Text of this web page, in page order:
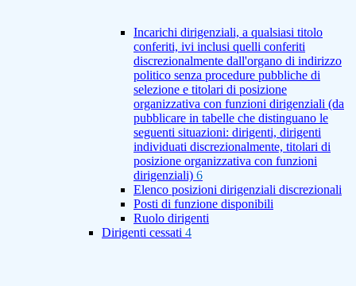
Incarichi dirigenziali, a qualsiasi titolo
conferiti, ivi inclusi quelli conferiti
discrezionalmente dall'organo di indirizzo
politico senza procedure pubbliche di
selezione e titolari di posizione
organizzativa con funzioni dirigenziali (da
pubblicare in tabelle che distinguano le
seguenti situazioni: dirigenti, dirigenti
individuati discrezionalmente, titolari di
posizione organizzativa con funzioni
dirigenziali) 6
Elenco posizioni dirigenziali discrezionali
Posti di funzione disponibili
Ruolo dirigenti
Dirigenti cessati 4